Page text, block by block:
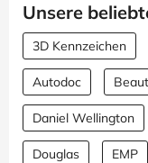
Unsere
3D Kennzeichen
Autodoc
Daniel Wellington
Douglas EMP